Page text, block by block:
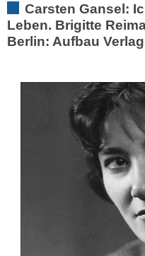
Carsten Gansel:
Leben. Brigitte
Berlin: Aufbau